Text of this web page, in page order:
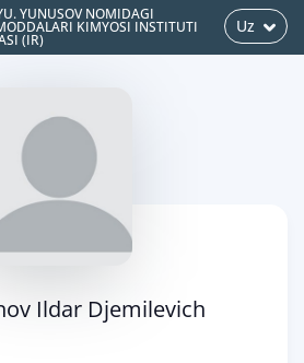
YUNUSOV NOMIDAGI
KIMYOSI INSTITUTI
(IR)
Uz
Ildar Djemilevich